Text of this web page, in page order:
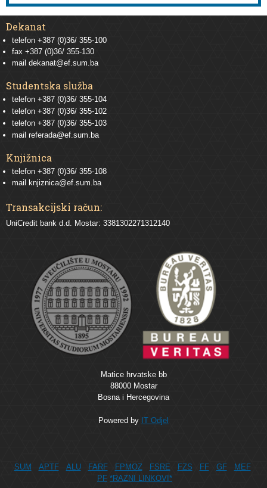
Dekanat
telefon +387 (0)36/ 355-100
fax +387 (0)36/ 355-130
mail dekanat@ef.sum.ba
Studentska služba
telefon +387 (0)36/ 355-104
telefon +387 (0)36/ 355-102
telefon +387 (0)36/ 355-103
mail referada@ef.sum.ba
Knjižnica
telefon +387 (0)36/ 355-108
mail
knjiznica@ef.sum.ba
Transakcijski račun:
UniCredit bank d.d. Mostar: 3381302271312140
Matice hrvatske bb
88000 Mostar
Bosna i Hercegovina
Powered by IT Odjel
SUM APTF ALU FARF FPMOZ FSRE FZS FF GF
MEF
PF *RAZNI LINKOVI*